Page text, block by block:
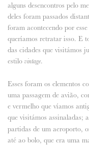
alguns desencontros pelo
deles foram passados
foram acontecendo por
queríamos retratar isso. E
das cidades que visitámos
estilo vintage.
Esses foram os elementos
uma passagem de avião,
e vermelho que víamos
que visitámos assinaladas;
partidas de um aeroporto,
até ao bolo, que era uma